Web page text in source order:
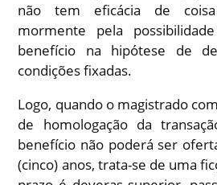
não tem eficácia de
mormente pela
benefício na hipótese de
condições fixadas.
Logo, quando o magistrado
de homologação da
benefício não poderá ser
(cinco) anos, trata-se de uma